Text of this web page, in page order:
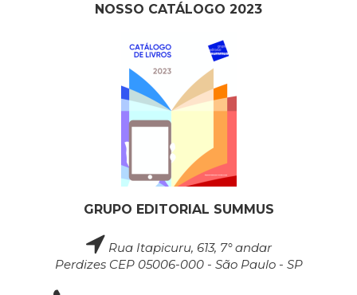
NOSSO CATÁLOGO 2023
GRUPO EDITORIAL SUMMUS
Rua Itapicuru, 613, 7° andar
Perdizes CEP 05006-000 - São Paulo - SP